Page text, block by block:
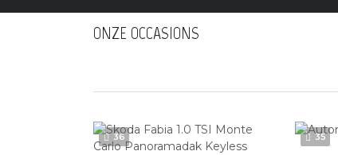
ONZE OCCASIONS
36 35